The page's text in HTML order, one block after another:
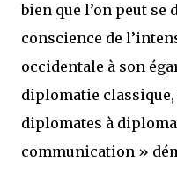
bien que l’on peut se
conscience de
occidentale à son
diplomatie classique,
diplomates à
communication »